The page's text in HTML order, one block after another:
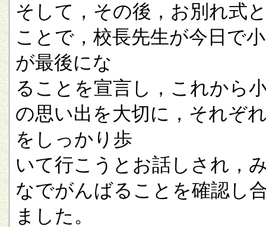
そして，その後，お別れ式
ことで，校長先生が今日で
が最後にな
ることを宣言し，これから
の思い出を大切に，それぞ
をしっかり歩
いて行こうとお話しされ，
なでがんばることを確認し
ました。